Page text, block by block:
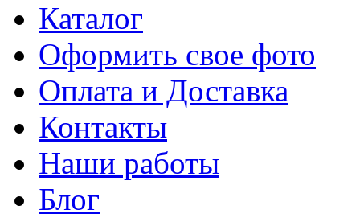
Каталог
Оформить свое фото
Оплата и Доставка
Контакты
Наши работы
Блог